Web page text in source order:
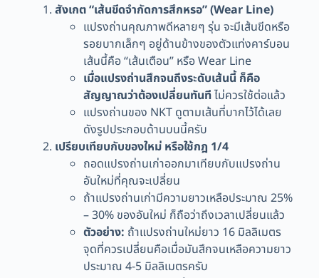
สังเกต “เส้นขีดจำกัดการสึกหรอ” (Wear Line)
แปรงถ่านคุณภาพดีหลายๆ รุ่น จะมีเส้นขีดหรือ
รอยบากเล็กๆ อยู่ด้านข้างของตัวแท่งคาร์บอน
เส้นนี้คือ “เส้นเตือน” หรือ Wear Line
เมื่อแปรงถ่านสึกจนถึงระดับเส้นนี้ ก็คือ
สัญญาณว่าต้องเปลี่ยนทันทีไม่ควรใช้ต่อแล้ว
แปรงถ่านของ NKT ดูตามเส้นที่บากไว้ได้เลย
ดังรูปประกอบด้านบนนี้ครับ
เปรียบเทียบกับของใหม่ หรือใช้กฎ 1/4
ถอดแปรงถ่านเก่าออกมาเทียบกับแปรงถ่าน
อันใหม่ที่คุณจะเปลี่ยน
ถ้าแปรงถ่านเก่ามีความยาวเหลือประมาณ 25%
– 30% ของอันใหม่ ก็ถือว่าถึงเวลาเปลี่ยนแล้ว
ตัวอย่าง: ถ้าแปรงถ่านใหม่ยาว 16 มิลลิเมตร
จุดที่ควรเปลี่ยนคือเมื่อมันสึกจนเหลือความยาว
ประมาณ 4-5 มิลลิเมตรครับ